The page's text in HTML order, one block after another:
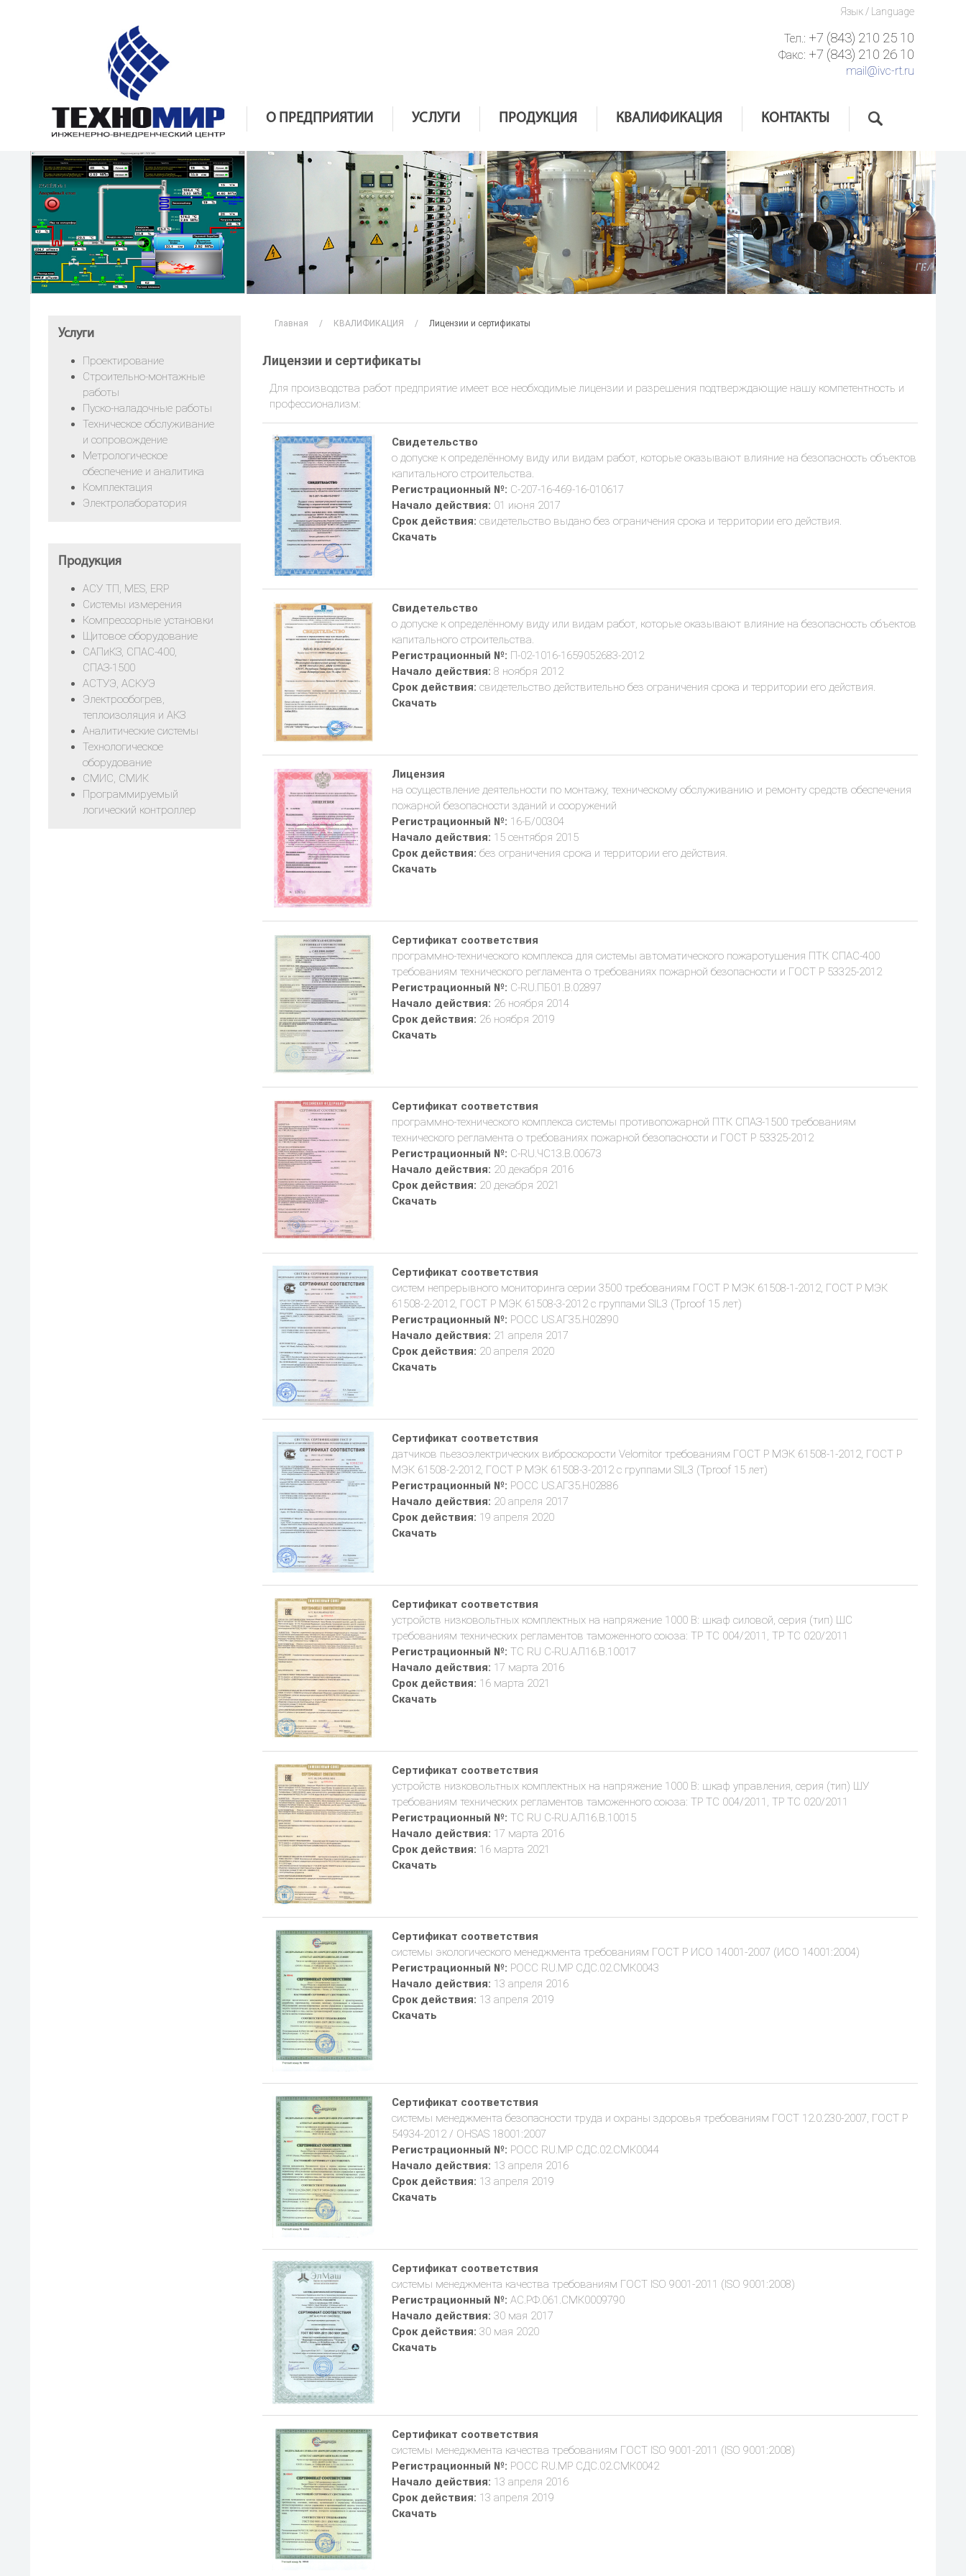
Язык / Language
Тел.: +7 (843) 210 25 10
Факс: +7 (843) 210 26 10
mail@ivc-rt.ru
О ПРЕДПРИЯТИИ УСЛУГИ ПРОДУКЦИЯ КВАЛИФИКАЦИЯ КОНТАКТЫ
Главная КВАЛИФИКАЦИЯ Лицензии и сертификаты
Лицензии и сертификаты
Для производства работ предприятие имеет все необходимые лицензии и разрешения подтверждающие нашу компетентность и
профессионализм:
Свидетельство
о допуске к определённому виду или видам работ, которые оказывают влияние на безопасность объектов
капитального строительства.
Регистрационный №: С-207-16-469-16-010617
Начало действия: 01 июня 2017
Срок действия: свидетельство выдано без ограничения срока и территории его действия.
Скачать
Свидетельство
о допуске к определённому виду или видам работ, которые оказывают влияние на безопасность объектов
капитального строительства.
Регистрационный №: П-02-1016-1659052683-2012
Начало действия: 8 ноября 2012
Срок действия: свидетельство действительно без ограничения срока и территории его действия.
Скачать
Лицензия
на осуществление деятельности по монтажу, техническому обслуживанию и ремонту средств обеспечения
пожарной безопасности зданий и сооружений
Регистрационный №: 16-Б/00304
Начало действия: 15 сентября 2015
Срок действия: без ограничения срока и территории его действия.
Скачать
Сертификат соответствия
программно-технического комплекса для системы автоматического пожаротушения ПТК СПАС-400
требованиям технического регламента о требованиях пожарной безопасности и ГОСТ Р 53325-2012
Регистрационный №: C-RU.ПБ01.В.02897
Начало действия: 26 ноября 2014
Срок действия: 26 ноября 2019
Скачать
Сертификат соответствия
программно-технического комплекса системы противопожарной ПТК СПАЗ-1500 требованиям
технического регламента о требованиях пожарной безопасности и ГОСТ Р 53325-2012
Регистрационный №: C-RU.ЧС13.В.00673
Начало действия: 20 декабря 2016
Срок действия: 20 декабря 2021
Скачать
Сертификат соответствия
систем непрерывного мониторинга серии 3500 требованиям ГОСТ Р МЭК 61508-1-2012, ГОСТ Р МЭК
61508-2-2012, ГОСТ Р МЭК 61508-3-2012 с группами SIL3 (Tproof 15 лет)
Регистрационный №: РОСС US.АГ35.Н02890
Начало действия: 21 апреля 2017
Срок действия: 20 апреля 2020
Скачать
Сертификат соответствия
датчиков пьезоэлектрических виброскорости Velomitor требованиям ГОСТ Р МЭК 61508-1-2012, ГОСТ Р
МЭК 61508-2-2012, ГОСТ Р МЭК 61508-3-2012 с группами SIL3 (Tproof 15 лет)
Регистрационный №: РОСС US.АГ35.Н02886
Начало действия: 20 апреля 2017
Срок действия: 19 апреля 2020
Скачать
Сертификат соответствия
устройств низковольтных комплектных на напряжение 1000 В: шкаф силовой, серия (тип) ШС
требованиям технических регламентов таможенного союза: ТР ТС 004/2011, ТР ТС 020/2011
Регистрационный №: ТС RU C-RU.АЛ16.В.10017
Начало действия: 17 марта 2016
Срок действия: 16 марта 2021
Скачать
Сертификат соответствия
устройств низковольтных комплектных на напряжение 1000 В: шкаф управления, серия (тип) ШУ
требованиям технических регламентов таможенного союза: ТР ТС 004/2011, ТР ТС 020/2011
Регистрационный №: ТС RU C-RU.АЛ16.В.10015
Начало действия: 17 марта 2016
Срок действия: 16 марта 2021
Скачать
Сертификат соответствия
системы экологического менеджмента требованиям ГОСТ Р ИСО 14001-2007 (ИСО 14001:2004)
Регистрационный №: РОСС RU.МР СДС.02.СМК0043
Начало действия: 13 апреля 2016
Срок действия: 13 апреля 2019
Скачать
Сертификат соответствия
системы менеджмента безопасности труда и охраны здоровья требованиям ГОСТ 12.0.230-2007, ГОСТ Р
54934-2012 / OHSAS 18001:2007
Регистрационный №: РОСС RU.МР СДС.02.СМК0044
Начало действия: 13 апреля 2016
Срок действия: 13 апреля 2019
Скачать
Сертификат соответствия
системы менеджмента качества требованиям ГОСТ ISO 9001-2011 (ISO 9001:2008)
Регистрационный №: АС.РФ.061.СМК0009790
Начало действия: 30 мая 2017
Срок действия: 30 мая 2020
Скачать
Сертификат соответствия
системы менеджмента качества требованиям ГОСТ ISO 9001-2011 (ISO 9001:2008)
Регистрационный №: РОСС RU.МР СДС.02.СМК0042
Начало действия: 13 апреля 2016
Срок действия: 13 апреля 2019
Скачать
Услуги
Проектирование
Строительно-монтажные
работы
Пуско-наладочные работы
Техническое обслуживание
и сопровождение
Метрологическое
обеспечение и аналитика
Комплектация
Электролаборатория
Продукция
АСУ ТП, MES, ERP
Системы измерения
Компрессорные установки
Щитовое оборудование
САПиКЗ, СПАС-400,
СПАЗ-1500
АСТУЭ, АСКУЭ
Электрообогрев,
теплоизоляция и АКЗ
Аналитические системы
Технологическое
оборудование
СМИС, СМИК
Программируемый
логический контроллер